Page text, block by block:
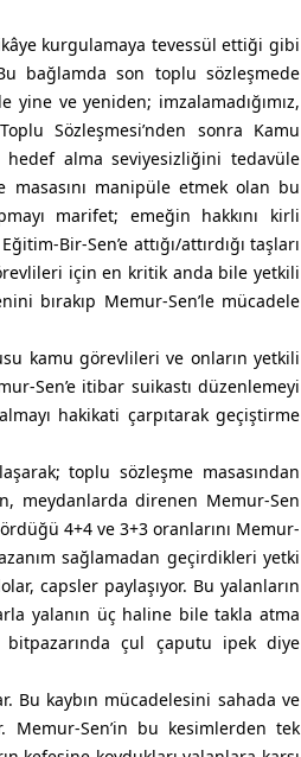
kurgulamaya tevessül ettiği gibi
bağlamda son toplu sözleşmede
yine ve yeniden; imzalamadığımız,
Sözleşmesi’nden sonra Kamu
alma seviyesizliğini tedavüle
masasını manipüle etmek olan bu
marifet; emeğin hakkını kirli
Bir-Sen’e attığı/attırdığı taşları
için en kritik anda bile yetkili
bırakıp Memur-Sen’le mücadele
kamu görevlileri ve onların yetkili
Sen’e itibar suikastı düzenlemeyi
hakikati çarpıtarak geçiştirme
toplu sözleşme masasından
meydanlarda direnen Memur-Sen
4+4 ve 3+3 oranlarını Memur-
sağlamadan geçirdikleri yetki
capsler paylaşıyor. Bu yalanların
yalanın üç haline bile takla atma
bitpazarında çul çaputu ipek diye
Bu kaybın mücadelesini sahada ve
Memur-Sen’in bu kesimlerden tek